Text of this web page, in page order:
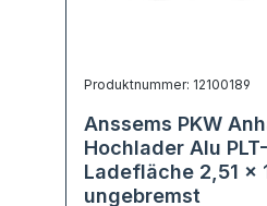
Produktnummer: 12100189
Anssems PKW
Hochlader Alu
Ladefläche 2,51 x
ungebremst